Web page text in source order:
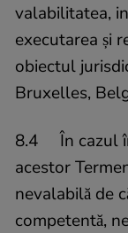
valabilitatea,
executarea și
obiectul
Bruxelles,
8.4 În cazul
acestor
nevalabilă de
competentă,